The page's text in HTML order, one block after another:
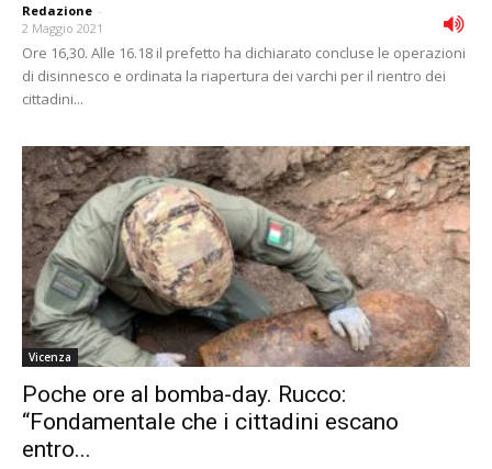
Redazione -
2 Maggio 2021
Ore 16,30. Alle 16.18 il prefetto ha dichiarato concluse le operazioni
di disinnesco e ordinata la riapertura dei varchi per il rientro dei
cittadini...
Vicenza
Poche ore al bomba-day. Rucco:
“Fondamentale che i cittadini escano
entro...